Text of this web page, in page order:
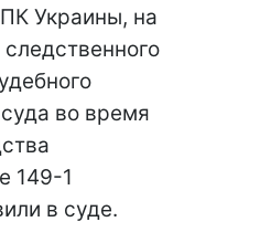
Украины, на
во время
149-1
в суде.